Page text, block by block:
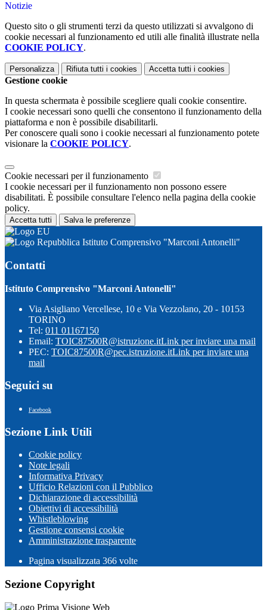
Notizie
Questo sito o gli strumenti terzi da questo utilizzati si avvalgono di
cookie necessari al funzionamento ed utili alle finalità illustrate nella
COOKIE POLICY.
Personalizza Rifiuta tutti i cookies Accetta tutti i cookies
Gestione cookie
In questa schermata è possibile scegliere quali cookie consentire.
I cookie necessari sono quelli che consentono il funzionamento della
piattaforma e non è possibile disabilitarli.
Per conoscere quali sono i cookie necessari al funzionamento potete
visionare la COOKIE POLICY.
Cookie necessari per il funzionamento
I cookie necessari per il funzionamento non possono essere
disabilitati. È possibile consultare l'elenco nella pagina della cookie
policy.
Accetta tutti Salva le preferenze
Istituto Comprensivo "Marconi Antonelli"
Contatti
Istituto Comprensivo "Marconi Antonelli"
Via Asigliano Vercellese, 10 e Via Vezzolano, 20 - 10153
TORINO
Tel: 011 01167150
Email: TOIC87500R@istruzione.itLink per inviare una mail
PEC: TOIC87500R@pec.istruzione.itLink per inviare una
mail
Seguici su
Facebook
Sezione Link Utili
Cookie policy
Note legali
Informativa Privacy
Ufficio Relazioni con il Pubblico
Dichiarazione di accessibilità
Obiettivi di accessibilità
Whistleblowing
Gestione consensi cookie
Amministrazione trasparente
Pagina visualizzata 366 volte
Sezione Copyright